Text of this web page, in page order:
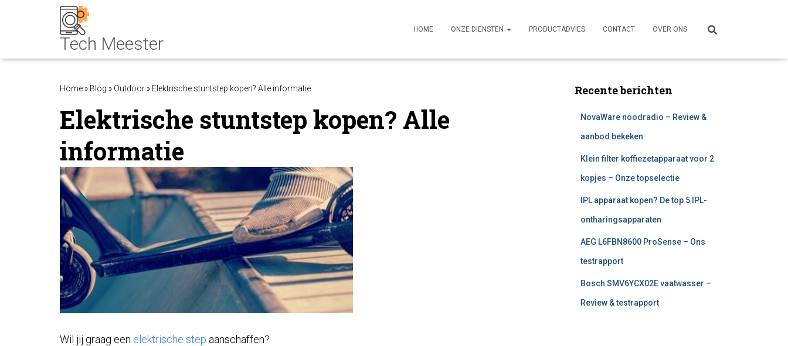
HOME ONZE DIENSTEN PRODUCTADVIES CONTACT OVER ONS
Home » Blog » Outdoor » Elektrische stuntstep kopen? Alle informatie
Elektrische stuntstep kopen? Alle
informatie
Wil jij graag een elektrische step aanschaffen?
Recente berichten
NovaWare noodradio – Review &
aanbod bekeken
Klein filter koffiezetapparaat voor 2
kopjes – Onze topselectie
IPL apparaat kopen? De top 5 IPL-
ontharingsapparaten
AEG L6FBN8600 ProSense – Ons
testrapport
Bosch SMV6YCX02E vaatwasser –
Review & testrapport